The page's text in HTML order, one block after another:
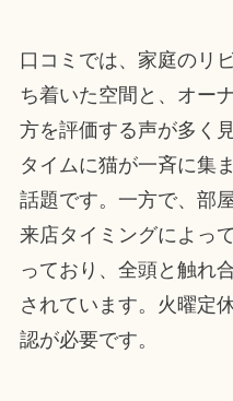
口コミでは、家庭のリ
ち着いた空間と、オー
方を評価する声が多く
タイムに猫が一斉に集
話題です。一方で、部
来店タイミングによっ
っており、全頭と触れ
されています。火曜定
認が必要です。